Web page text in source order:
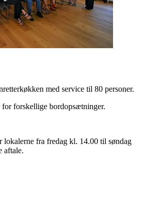
med service til 80 personer.
forskellige bordopsætninger.
lokalerne fra fredag kl. 14.00 til søndag
aftale.